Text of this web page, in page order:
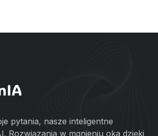
pytania, nasze inteligentne
Rozwiązania w mgnieniu oka dzięki